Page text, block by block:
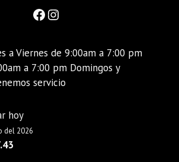
a Viernes de 9:00am a 7:00 pm
a 7:00 pm Domingos y
servicio
hoy
del 2026